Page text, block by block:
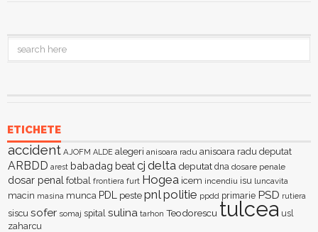
ETICHETE
accident AJOFM ALDE alegeri anisoara radu anisoara radu deputat
ARBDD arest babadag beatcj delta deputat dna dosare penale
dosar penal fotbal frontiera furt Hogea icem incendiu isu luncavita
macin masina munca PDL peste pnlpolitie ppdd primarie PSD rutiera
siscu sofer somaj spital sulina tarhon Teodorescu tulcea usl
zaharcu